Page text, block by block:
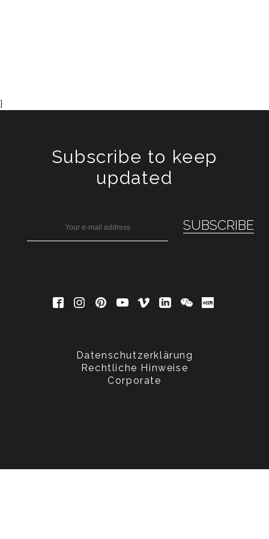
}
Subscribe to keep
updated
Datenschutzerklärung
Rechtliche Hinweise
Corporate